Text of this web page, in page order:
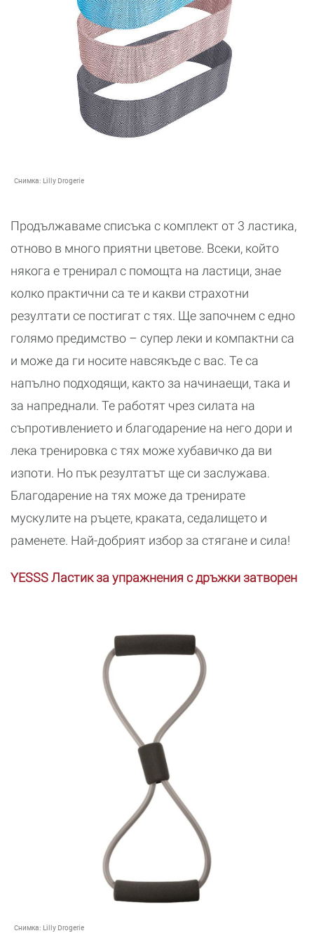
Снимка: Lilly Drogerie
Продължаваме списъка с комплект от 3 ластика,
отново в много приятни цветове. Всеки, който
някога е тренирал с помощта на ластици, знае
колко практични са те и какви страхотни
резултати се постигат с тях. Ще започнем с едно
голямо предимство – супер леки и компактни са
и може да ги носите навсякъде с вас. Те са
напълно подходящи, както за начинаещи, така и
за напреднали. Те работят чрез силата на
съпротивлението и благодарение на него дори и
лека тренировка с тях може хубавичко да ви
изпоти. Но пък резултатът ще си заслужава.
Благодарение на тях може да тренирате
мускулите на ръцете, краката, седалището и
раменете. Най-добрият избор за стягане и сила!
YESSS Ластик за упражнения с дръжки затворен
Снимка: Lilly Drogerie